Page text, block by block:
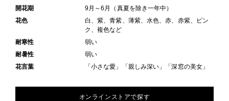
開花期
9月～6月（真夏を除き一年中）
花色
白、紫、青紫、薄紫、水色、赤、赤紫、ピン
ク、複色など
耐寒性
弱い
耐暑性
弱い
花言葉
「小さな愛」「親しみ深い」「深窓の美女」
オンラインストアで探す